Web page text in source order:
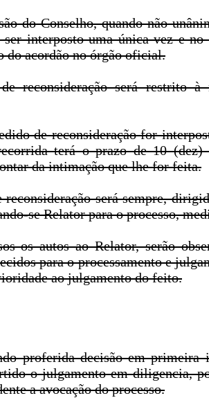
do Conselho, quando não
ser interposto uma única vez e
do acordão no órgão oficial.
reconsideração será restrito à
de reconsideração for
terá o prazo de 10 (dez)
da intimação que lhe for feita.
reconsideração será sempre,
se Relator para o processo,
os autos ao Relator, serão
para o processamento e
ao julgamento do feito.
proferida decisão em primeira
o julgamento em diligencia,
a avocação do processo.